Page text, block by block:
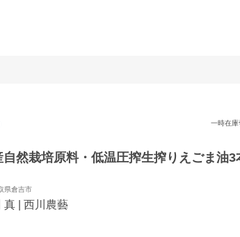
一時在庫
自然栽培原料・低温圧搾生搾りえごま油3
県倉吉市
真 | 西川農藝